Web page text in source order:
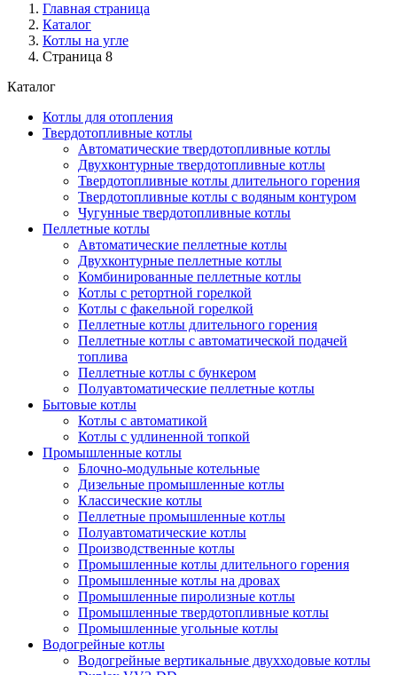
Главная страница
Каталог
Котлы на угле
Страница 8
Каталог
Котлы для отопления
Твердотопливные котлы
Автоматические твердотопливные котлы
Двухконтурные твердотопливные котлы
Твердотопливные котлы длительного горения
Твердотопливные котлы с водяным контуром
Чугунные твердотопливные котлы
Пеллетные котлы
Автоматические пеллетные котлы
Двухконтурные пеллетные котлы
Комбинированные пеллетные котлы
Котлы с ретортной горелкой
Котлы с факельной горелкой
Пеллетные котлы длительного горения
Пеллетные котлы с автоматической подачей
топлива
Пеллетные котлы с бункером
Полуавтоматические пеллетные котлы
Бытовые котлы
Котлы с автоматикой
Котлы с удлиненной топкой
Промышленные котлы
Блочно-модульные котельные
Дизельные промышленные котлы
Классические котлы
Пеллетные промышленные котлы
Полуавтоматические котлы
Производственные котлы
Промышленные котлы длительного горения
Промышленные котлы на дровах
Промышленные пиролизные котлы
Промышленные твердотопливные котлы
Промышленные угольные котлы
Водогрейные котлы
Водогрейные вертикальные двухходовые котлы